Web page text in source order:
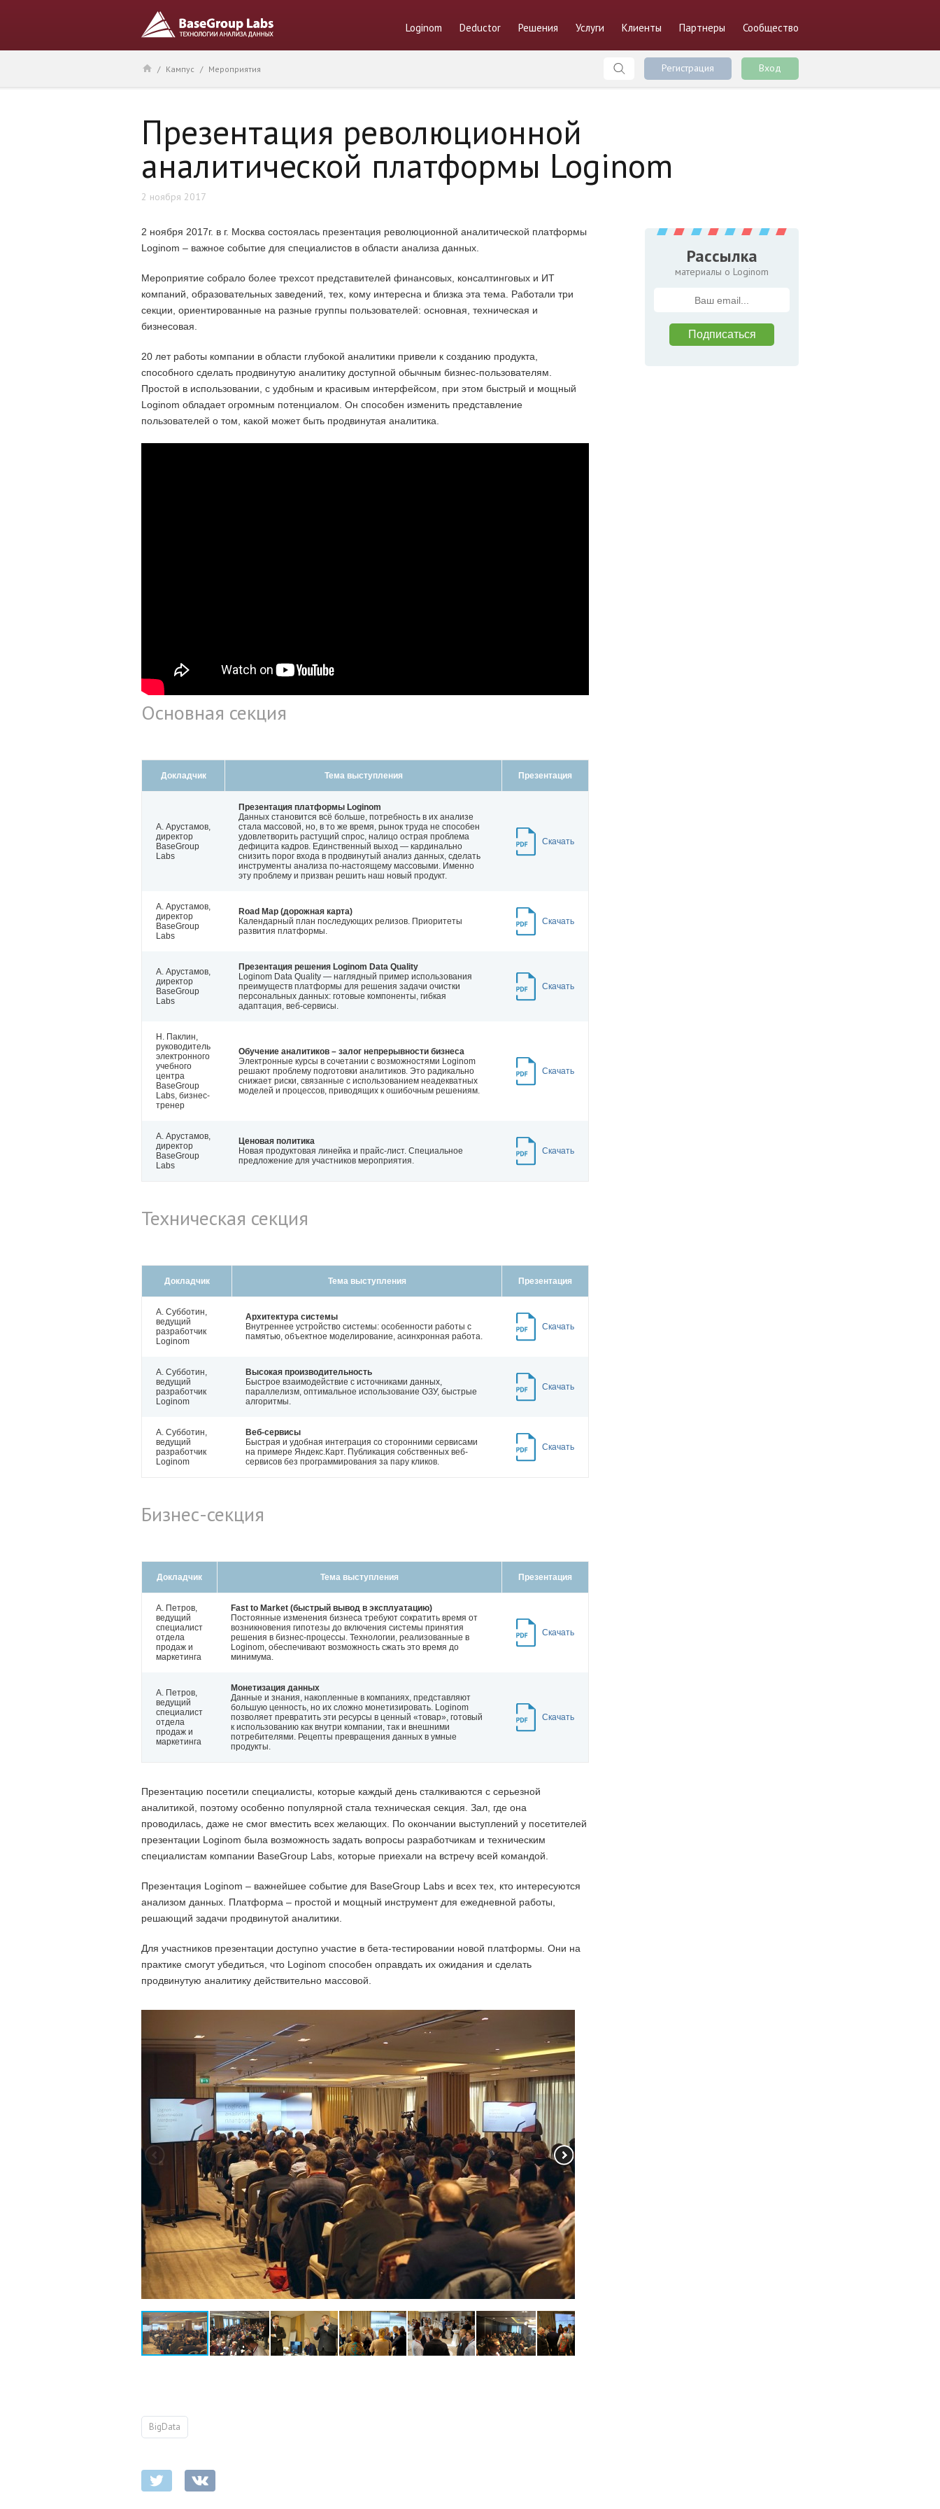
Loginom Deductor Решения Услуги Клиенты Партнеры Сообщество
/ Кампус / Мероприятия Регистрация Вход
Презентация революционной
аналитической платформы Loginom
2 ноября 2017
2 ноября 2017г. в г. Москва состоялась презентация революционной аналитической платформы
Loginom – важное событие для специалистов в области анализа данных.
Мероприятие собрало более трехсот представителей финансовых, консалтинговых и ИТ
компаний, образовательных заведений, тех, кому интересна и близка эта тема. Работали три
секции, ориентированные на разные группы пользователей: основная, техническая и
бизнесовая.
20 лет работы компании в области глубокой аналитики привели к созданию продукта,
способного сделать продвинутую аналитику доступной обычным бизнес-пользователям.
Простой в использовании, с удобным и красивым интерфейсом, при этом быстрый и мощный
Loginom обладает огромным потенциалом. Он способен изменить представление
пользователей о том, какой может быть продвинутая аналитика.
Основная секция
Докладчик Тема выступления Презентация
А. Арустамов,
директор
BaseGroup
Labs
Презентация платформы Loginom
Данных становится всё больше, потребность в их анализе
стала массовой, но, в то же время, рынок труда не способен
удовлетворить растущий спрос, налицо острая проблема
дефицита кадров. Единственный выход — кардинально
снизить порог входа в продвинутый анализ данных, сделать
инструменты анализа по-настоящему массовыми. Именно
эту проблему и призван решить наш новый продукт.
Скачать
А. Арустамов,
директор
BaseGroup
Labs
Road Map (дорожная карта)
Календарный план последующих релизов. Приоритеты
развития платформы.
Скачать
А. Арустамов,
директор
BaseGroup
Labs
Презентация решения Loginom Data Quality
Loginom Data Quality — наглядный пример использования
преимуществ платформы для решения задачи очистки
персональных данных: готовые компоненты, гибкая
адаптация, веб-сервисы.
Скачать
Н. Паклин,
руководитель
электронного
учебного
центра
BaseGroup
Labs, бизнес-
тренер
Обучение аналитиков – залог непрерывности бизнеса
Электронные курсы в сочетании с возможностями Loginom
решают проблему подготовки аналитиков. Это радикально
снижает риски, связанные с использованием неадекватных
моделей и процессов, приводящих к ошибочным решениям.
Скачать
А. Арустамов,
директор
BaseGroup
Labs
Ценовая политика
Новая продуктовая линейка и прайс-лист. Специальное
предложение для участников мероприятия.
Скачать
Техническая секция
Докладчик Тема выступления Презентация
А. Субботин,
ведущий
разработчик
Loginom
Архитектура системы
Внутреннее устройство системы: особенности работы с
памятью, объектное моделирование, асинхронная работа.
Скачать
А. Субботин,
ведущий
разработчик
Loginom
Высокая производительность
Быстрое взаимодействие с источниками данных,
параллелизм, оптимальное использование ОЗУ, быстрые
алгоритмы.
Скачать
А. Субботин,
ведущий
разработчик
Loginom
Веб-сервисы
Быстрая и удобная интеграция со сторонними сервисами
на примере Яндекс.Карт. Публикация собственных веб-
сервисов без программирования за пару кликов.
Скачать
Бизнес-секция
Докладчик Тема выступления Презентация
А. Петров,
ведущий
специалист
отдела
продаж и
маркетинга
Fast to Market (быстрый вывод в эксплуатацию)
Постоянные изменения бизнеса требуют сократить время от
возникновения гипотезы до включения системы принятия
решения в бизнес-процессы. Технологии, реализованные в
Loginom, обеспечивают возможность сжать это время до
минимума.
Скачать
А. Петров,
ведущий
специалист
отдела
продаж и
маркетинга
Монетизация данных
Данные и знания, накопленные в компаниях, представляют
большую ценность, но их сложно монетизировать. Loginom
позволяет превратить эти ресурсы в ценный «товар», готовый
к использованию как внутри компании, так и внешними
потребителями. Рецепты превращения данных в умные
продукты.
Скачать
Презентацию посетили специалисты, которые каждый день сталкиваются с серьезной
аналитикой, поэтому особенно популярной стала техническая секция. Зал, где она
проводилась, даже не смог вместить всех желающих. По окончании выступлений у посетителей
презентации Loginom была возможность задать вопросы разработчикам и техническим
специалистам компании BaseGroup Labs, которые приехали на встречу всей командой.
Презентация Loginom – важнейшее событие для BaseGroup Labs и всех тех, кто интересуются
анализом данных. Платформа – простой и мощный инструмент для ежедневной работы,
решающий задачи продвинутой аналитики.
Для участников презентации доступно участие в бета-тестировании новой платформы. Они на
практике смогут убедиться, что Loginom способен оправдать их ожидания и сделать
продвинутую аналитику действительно массовой.
BigData
Рассылка
материалы о Loginom